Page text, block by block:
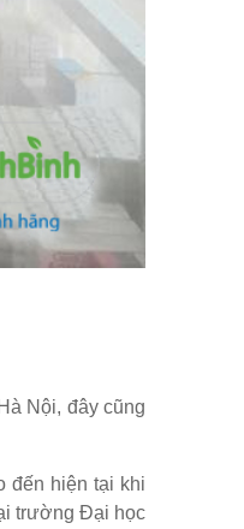
Nội, đây cũng
đến hiện tại khi
trường Đại học